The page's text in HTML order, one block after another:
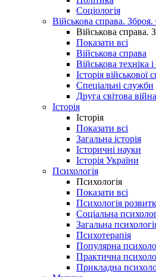
Соціологія
Військова справа.
Військова справа.
Показати всі
Військова справа
Військова техніка
Історія військової
Спеціальні служби
Друга світова війна
Історія
Історія
Показати всі
Загальна історія
Історичні науки
Історія України
Психологія
Психологія
Показати всі
Психологія
Соціальна
Загальна
Психотерапія
Популярна
Практична
Прикладна